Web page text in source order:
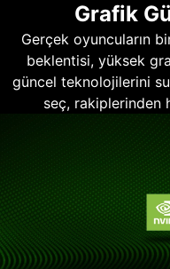
Grafik
Gerçek oyuncuların
beklentisi, yüksek
güncel teknolojilerini
seç, rakiplerinden